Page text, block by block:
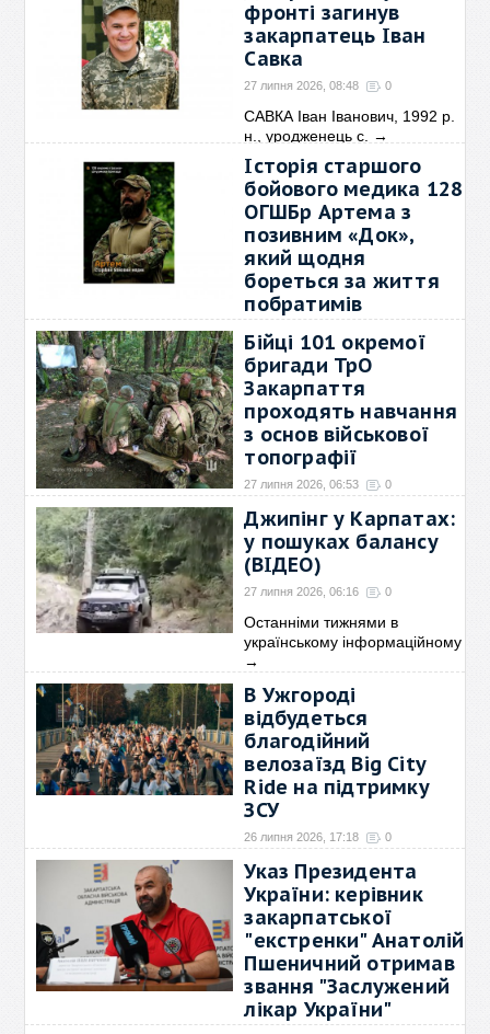
фронті загинув
закарпатець Іван
Савка
27 липня 2026, 08:48 0
САВКА Іван Іванович, 1992 р.
н., уродженець с.
→
Історія старшого
бойового медика 128
ОГШБр Артема з
позивним «Док»,
який щодня
бореться за життя
побратимів
27 липня 2026, 07:45
«У темряві пролунав вибух.
Кілька секунд→
Бійці 101 окремої
бригади ТрО
Закарпаття
проходять навчання
з основ військової
топографії
27 липня 2026, 06:53 0
Виконання будь-якого
бойового завдання неминуче
→
Джипінг у Карпатах:
у пошуках балансу
(ВІДЕО)
27 липня 2026, 06:16 0
Останніми тижнями в
українському інформаційному
→
В Ужгороді
відбудеться
благодійний
велозаїзд Big City
Ride на підтримку
ЗСУ
26 липня 2026, 17:18 0
31 липня в Ужгороді
проведуть благодійний→
Указ Президента
України: керівник
закарпатської
"екстренки" Анатолій
Пшеничний отримав
звання "Заслужений
лікар України"